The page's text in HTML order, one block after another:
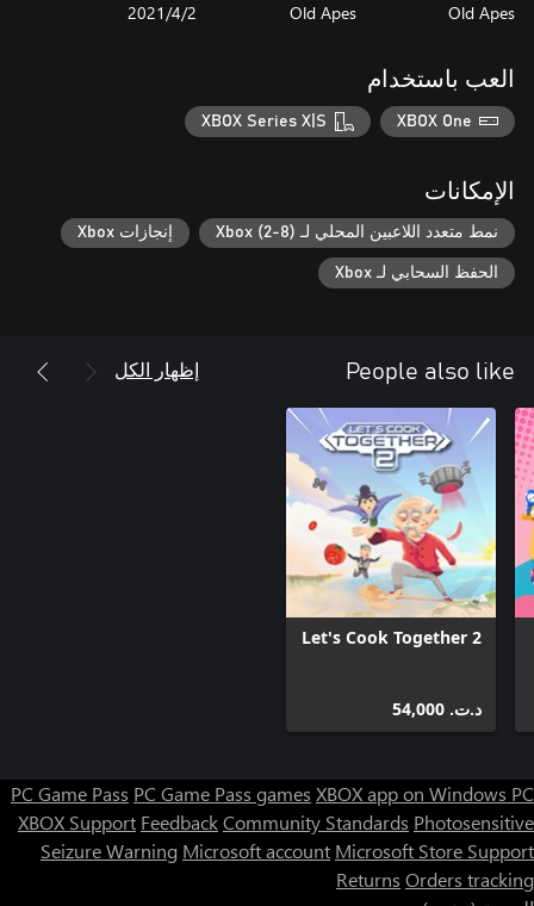
Old Apes
Old Apes
2‏/4‏/2021
العب باستخدام
XBOX One
XBOX Series X|S
الإمكانات
نمط متعدد اللاعبين المحلي لـ Xbox (2-8) إنجازات Xbox
الحفظ السحابي لـ Xbox
People also like إظهار الكل
Let's Cook Together 2
د.ت.‏ 54,000
PC Game Pass PC Game Pass games XBOX app on Windows PC
XBOX Support FeedbackCommunity Standards Photosensitive
Seizure Warning Microsoft account Microsoft Store Support
Returns Orders tracking